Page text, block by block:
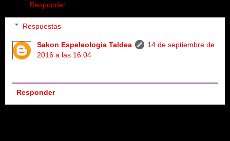
Responder
Respuestas
Sakon Espeleologia Taldea
14 de septiembre de
2016 a las 16:04
Responder